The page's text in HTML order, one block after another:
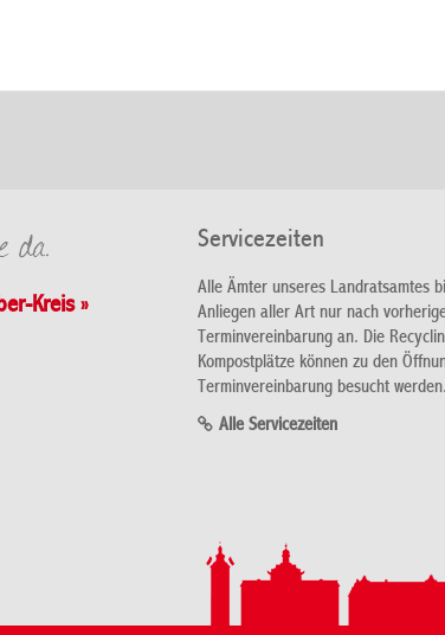
Kreis »
Servicezeiten
Alle Ämter unseres Landratsamtes
Anliegen aller Art nur nach
Terminvereinbarung an. Die
Kompostplätze können zu den
Terminvereinbarung besucht werden.
Alle Servicezeiten